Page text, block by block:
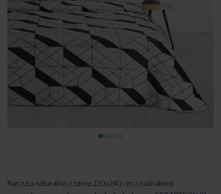
Narzuta naturalno, czarna 220x240 cm z nadrukiem